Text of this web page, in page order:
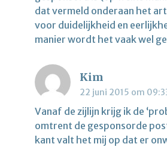
dat vermeld onderaan het
voor duidelijkheid en
manier wordt het vaak wel
Kim
22 juni 2015 om
Vanaf de zijlijn krijg ik de
omtrent de gesponsorde
kant valt het mij op dat er